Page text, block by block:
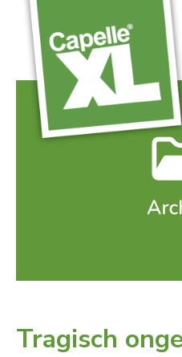
Tragisch